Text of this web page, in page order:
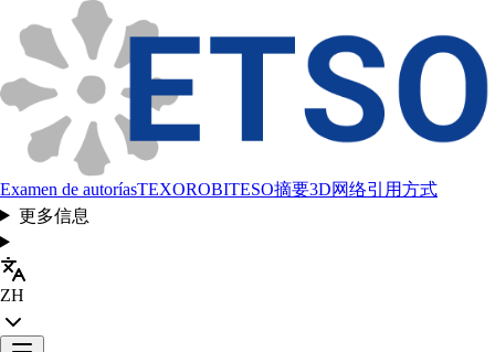
Examen de autoríasTEXOROBITESO摘要3D网络引用方式
更多信息
ZH